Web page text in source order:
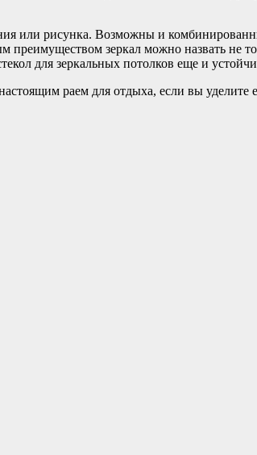
или рисунка. Возможны и
зеркал можно назвать не
для зеркальных потолков еще и
раем для отдыха, если вы